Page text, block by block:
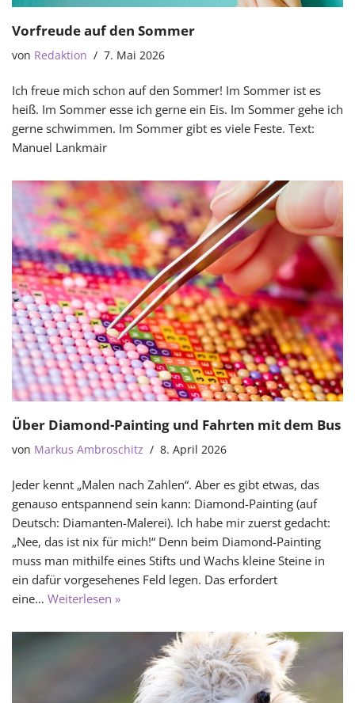
Vorfreude auf den Sommer
von Redaktion 7. Mai 2026
Ich freue mich schon auf den Sommer! Im Sommer ist es
heiß. Im Sommer esse ich gerne ein Eis. Im Sommer gehe ich
gerne schwimmen. Im Sommer gibt es viele Feste. Text:
Manuel Lankmair
Über Diamond-Painting und Fahrten mit dem Bus
von Markus Ambroschitz 8. April 2026
Jeder kennt „Malen nach Zahlen“. Aber es gibt etwas, das
genauso entspannend sein kann: Diamond-Painting (auf
Deutsch: Diamanten-Malerei). Ich habe mir zuerst gedacht:
„Nee, das ist nix für mich!“ Denn beim Diamond-Painting
muss man mithilfe eines Stifts und Wachs kleine Steine in
ein dafür vorgesehenes Feld legen. Das erfordert
eine… Weiterlesen »